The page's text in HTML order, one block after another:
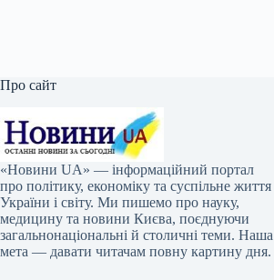
Про сайт
«Новини UA» — інформаційний портал
про політику, економіку та суспільне життя
України і світу. Ми пишемо про науку,
медицину та новини Києва, поєднуючи
загальнонаціональні й столичні теми. Наша
мета — давати читачам повну картину дня.